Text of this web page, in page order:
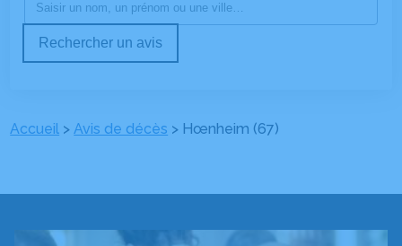
Rechercher un avis
Accueil >Avis de décès > Hœnheim (67)